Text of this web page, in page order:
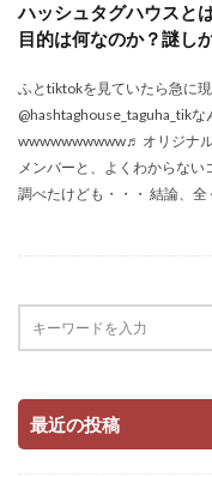
ハッシュタグハウスと
目的は何なのか？謎し
ふとtiktokを見ていたら急に
@hashtaghouse_taguha_tik
wwwwwwwwww♬ オリジナ
メンバーと、よくわからな
調べたけども・・・ 結論、
最近の投稿